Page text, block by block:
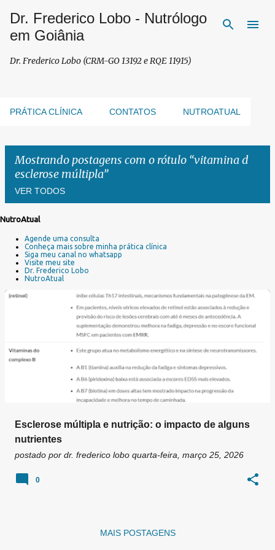
Pular para o conteúdo principal
Dr. Frederico Lobo - Nutrólogo
em Goiânia
Dr. Frederico Lobo (CRM-GO 13192 e RQE 11915)
PRÁTICA CLÍNICA CONTATOS NUTROATUAL
Mostrando postagens com o rótulo vitamina d
esclerose múltipla
VER TODOS
g
NutroAtual
Agende uma consulta
Conheça mais sobre minha prática clínica
Siga meu canal no whatsapp
Visite meu site
Dr. Frederico Lobo
NutroAtual
Esclerose múltipla e nutrição: o impacto de alguns
nutrientes
postado por dr. frederico lobo quarta-feira, março 25, 2026
0
MAIS POSTAGENS